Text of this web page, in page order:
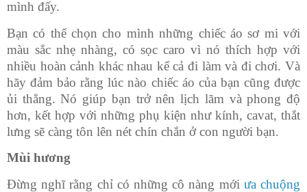
mình đấy.
Bạn có thể chọn cho mình những chiếc áo sơ mi với
màu sắc nhẹ nhàng, có sọc caro vì nó thích hợp với
nhiều hoàn cảnh khác nhau kể cả đi làm và đi chơi. Và
hãy đảm bảo rằng lúc nào chiếc áo của bạn cũng được
ủi thẳng. Nó giúp bạn trở nên lịch lãm và phong độ
hơn, kết hợp với những phụ kiện như kính, cavat, thắt
lưng sẽ càng tôn lên nét chín chắn ở con người bạn.
Mùi hương
Đừng nghĩ rằng chỉ có những cô nàng mới ưa chuộng